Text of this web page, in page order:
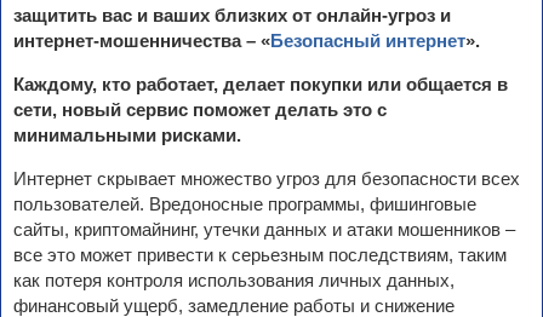
защитить вас и ваших близких от онлайн-угроз и
интернет-мошенничества – «Безопасный интернет».
Каждому, кто работает, делает покупки или общается в
сети, новый сервис поможет делать это c
минимальными рисками.
Интернет скрывает множество угроз для безопасности всех
пользователей. Вредоносные программы, фишинговые
сайты, криптомайнинг, утечки данных и атаки мошенников –
все это может привести к серьезным последствиям, таким
как потеря контроля использования личных данных,
финансовый ущерб, замедление работы и снижение